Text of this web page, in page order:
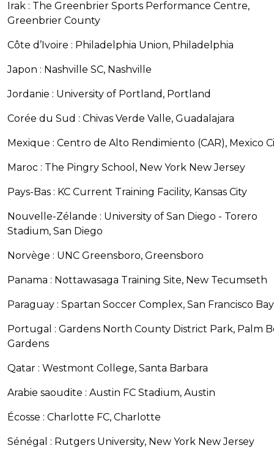
Irak : The Greenbrier Sports Performance Centre,
Greenbrier County
Côte d’Ivoire : Philadelphia Union, Philadelphia
Japon : Nashville SC, Nashville
Jordanie : University of Portland, Portland
Corée du Sud : Chivas Verde Valle, Guadalajara
Mexique : Centro de Alto Rendimiento (CAR), Mexico
Maroc : The Pingry School, New York New Jersey
Pays-Bas : KC Current Training Facility, Kansas City
Nouvelle-Zélande : University of San Diego - Torero
Stadium, San Diego
Norvège : UNC Greensboro, Greensboro
Panama : Nottawasaga Training Site, New Tecumseth
Paraguay : Spartan Soccer Complex, San Francisco
Portugal : Gardens North County District Park, Palm
Gardens
Qatar : Westmont College, Santa Barbara
Arabie saoudite : Austin FC Stadium, Austin
Écosse : Charlotte FC, Charlotte
Sénégal : Rutgers University, New York New Jersey